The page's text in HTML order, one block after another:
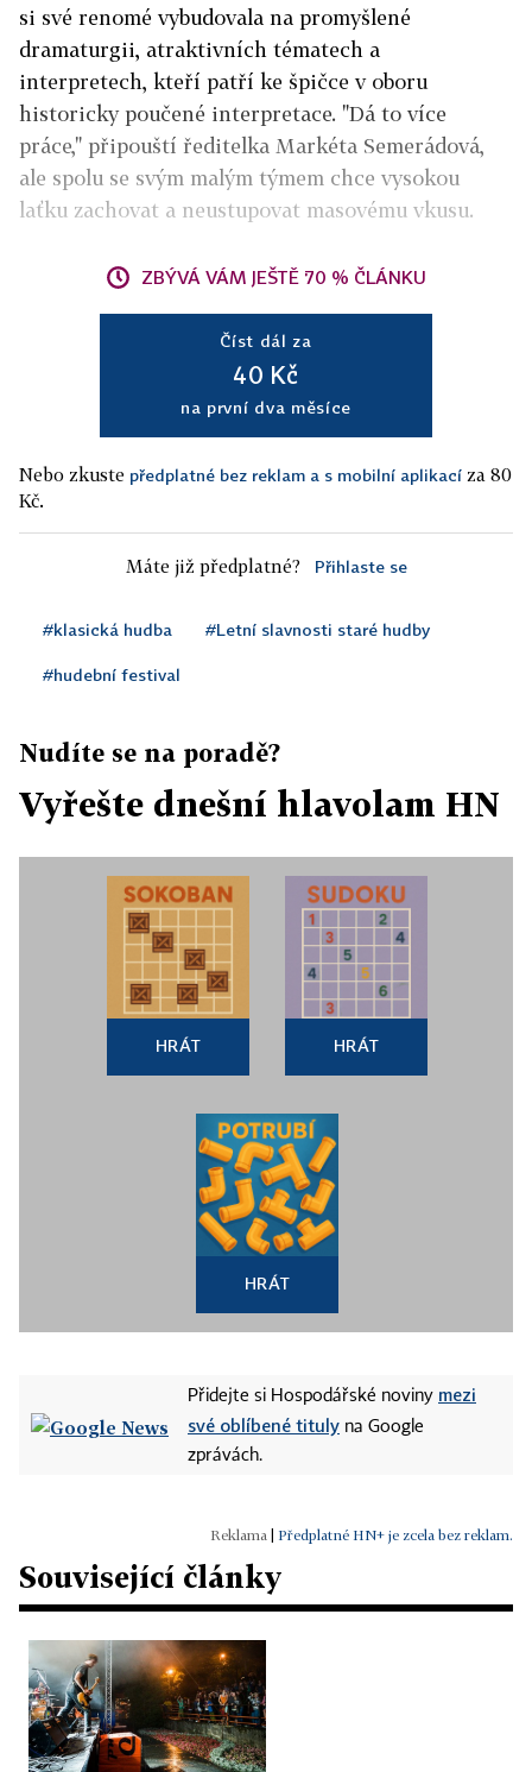
si své renomé vybudovala na promyšlené
dramaturgii, atraktivních tématech a
interpretech, kteří patří ke špičce v oboru
historicky poučené interpretace. "Dá to více
práce," připouští ředitelka Markéta Semerádová,
ale spolu se svým malým týmem chce vysokou
laťku zachovat a neustupovat masovému vkusu.
ZBÝVÁ VÁM JEŠTĚ 70 % ČLÁNKU
Číst dál za
40 Kč
na první dva měsíce
Nebo zkuste předplatné bez reklam a s mobilní aplikací za 80
Kč.
Máte již předplatné? Přihlaste se
#klasická hudba #Letní slavnosti staré hudby
#hudební festival
Nudíte se na poradě?
Vyřešte dnešní hlavolam HN
HRÁT HRÁT
HRÁT
Přidejte si Hospodářské noviny mezi
své oblíbené tituly na Google
zprávách.
Předplatné HN+ je zcela bez reklam.
Související články